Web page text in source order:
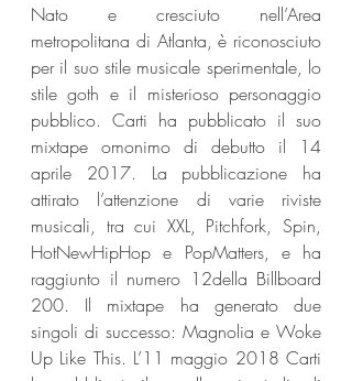
Nato e cresciuto nell’Area
metropolitana di Atlanta, è riconosciuto
per il suo stile musicale sperimentale, lo
stile goth e il misterioso personaggio
pubblico. Carti ha pubblicato il suo
mixtape omonimo di debutto il 14
aprile 2017. La pubblicazione ha
attirato l’attenzione di varie riviste
musicali, tra cui XXL, Pitchfork, Spin,
HotNewHipHop e PopMatters, e ha
raggiunto il numero 12della Billboard
200. Il mixtape ha generato due
singoli di successo: Magnolia e Woke
Up Like This. L’11 maggio 2018 Carti